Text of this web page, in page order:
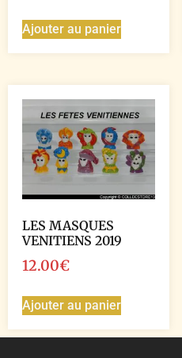
Ajouter au panier
LES MASQUES
VENITIENS 2019
12.00€
Ajouter au panier